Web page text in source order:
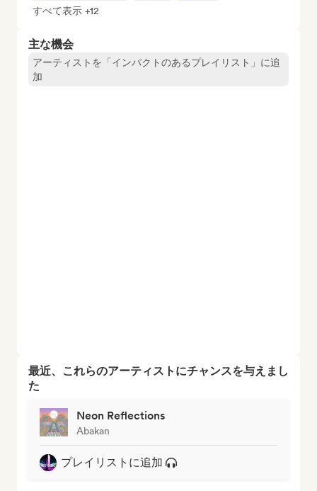
すべて表示 +12
主な機会
アーティストを「インパクトのあるプレイリスト」に追
加
最近、これらのアーティストにチャンスを与えまし
た
Neon Reflections
Abakan
プレイリストに追加